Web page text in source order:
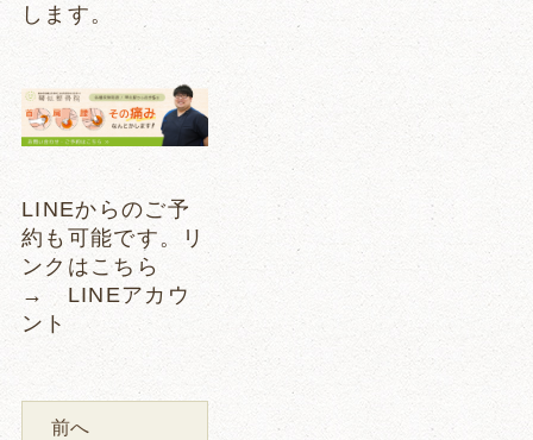
します。
LINEからのご予
約も可能です。リ
ンクはこちら
→LINEアカウ
ント
前へ